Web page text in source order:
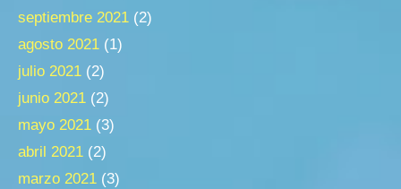
septiembre 2021 (2)
agosto 2021 (1)
julio 2021 (2)
junio 2021 (2)
mayo 2021 (3)
abril 2021 (2)
marzo 2021 (3)